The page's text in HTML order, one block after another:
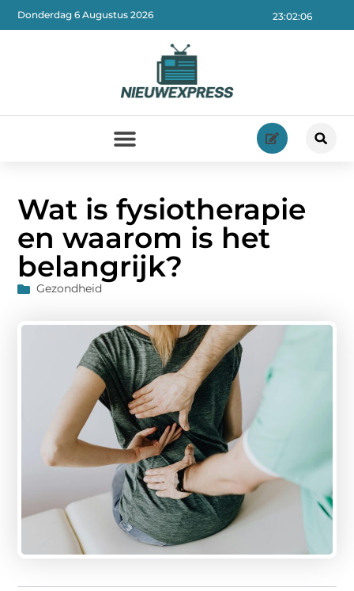
23:02:08
Donderdag 6 Augustus 2026
Wat is fysiotherapie
en waarom is het
belangrijk?
Gezondheid